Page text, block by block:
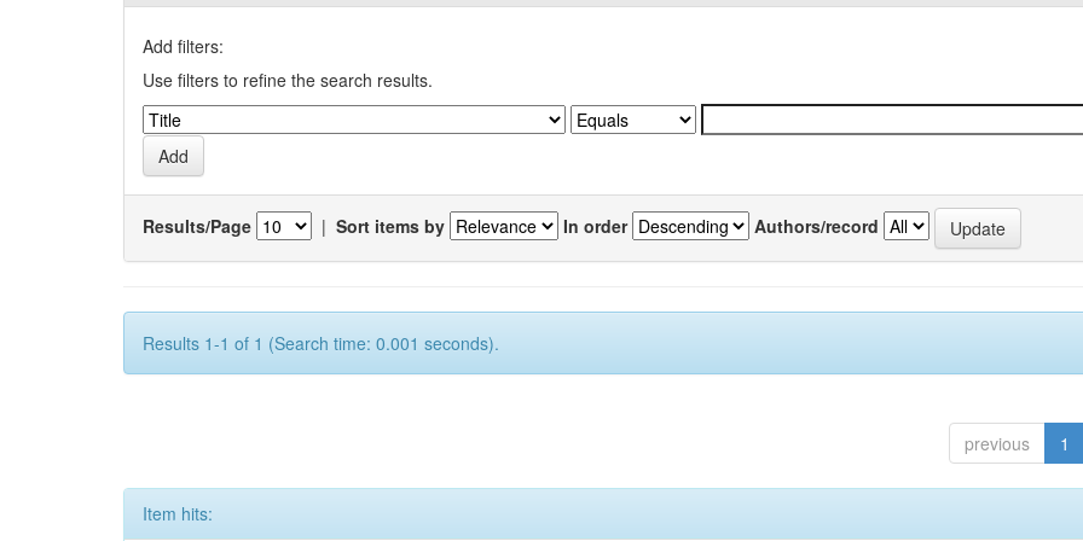
Add filters:
Use filters to refine the search results.
Results/Page | Sort items by In order Authors/record
Results 1-1 of 1 (Search time: 0.001 seconds).
previous 1
Item hits: